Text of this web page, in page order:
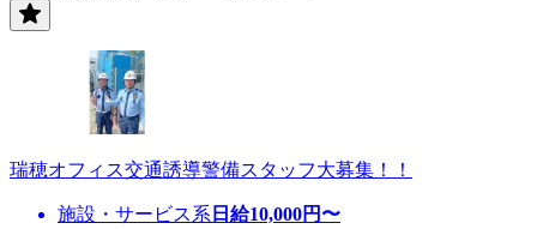
瑞穂オフィス交通誘導警備スタッフ大募集！！
施設・サービス系 日給10,000円〜